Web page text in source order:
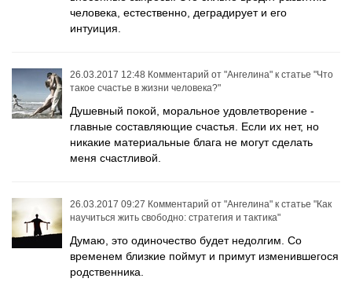
человека, естественно, деградирует и его
интуиция.
26.03.2017 12:48 Комментарий от "Ангелина" к статье "Что
такое счастье в жизни человека?"
Душевный покой, моральное удовлетворение -
главные составляющие счастья. Если их нет, но
никакие материальные блага не могут сделать
меня счастливой.
26.03.2017 09:27 Комментарий от "Ангелина" к статье "Как
научиться жить свободно: стратегия и тактика"
Думаю, это одиночество будет недолгим. Со
временем близкие поймут и примут изменившегося
родственника.